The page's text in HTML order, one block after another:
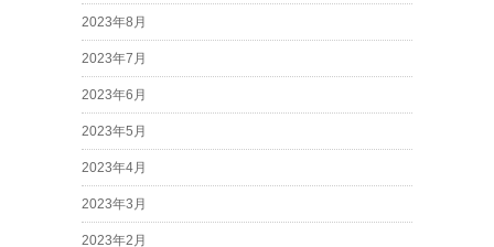
2023年8月
2023年7月
2023年6月
2023年5月
2023年4月
2023年3月
2023年2月